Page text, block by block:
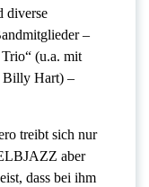
diverse
–
(u.a. mit
Billy Hart) –
treibt sich nur
aber
dass bei ihm